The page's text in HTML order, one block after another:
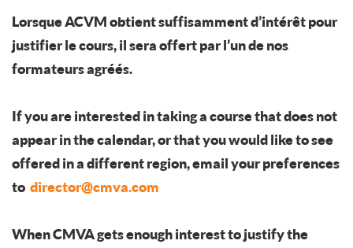
Lorsque ACVM obtient suffisamment d’intérêt pour
justifier le cours, il sera offert par l’un de nos
formateurs agréés.
If you are interested in taking a course that does not
appear in the calendar, or that you would like to see
offered in a different region, email your preferences
to director@cmva.com
When CMVA gets enough interest to justify the